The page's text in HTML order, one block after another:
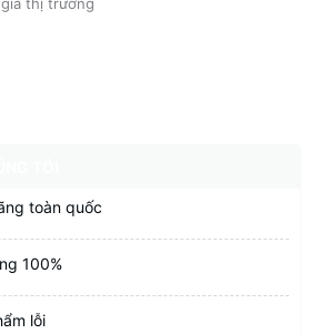
toàn quốc
100%
lỗi